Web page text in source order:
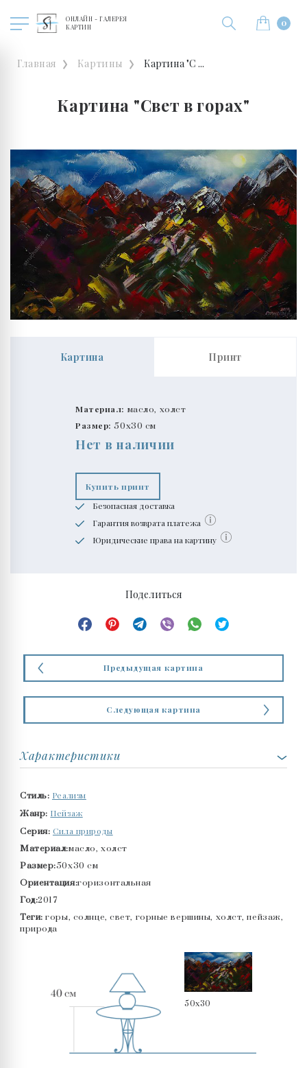
ОНЛАЙН - ГАЛЕРЕЯ
КАРТИН
0
Главная Картины Картина "С ...
Картина "Свет в горах"
Картина Принт
Материал: масло, холст
Размер: 50x30 см
Нет в наличии
Купить принт
Безопасная доставка
Гарантия возврата платежа
Юридические права на картину
Поделиться
Предыдущая картина
Следующая картина
Характеристики
Стиль: Реализм
Жанр: Пейзаж
Серия: Сила природы
Материал:масло, холст
Размер:50x30 см
Ориентация:горизонтальная
Год:2017
Теги: горы, солнце, свет, горные вершины, холст, пейзаж,
природа
50x30